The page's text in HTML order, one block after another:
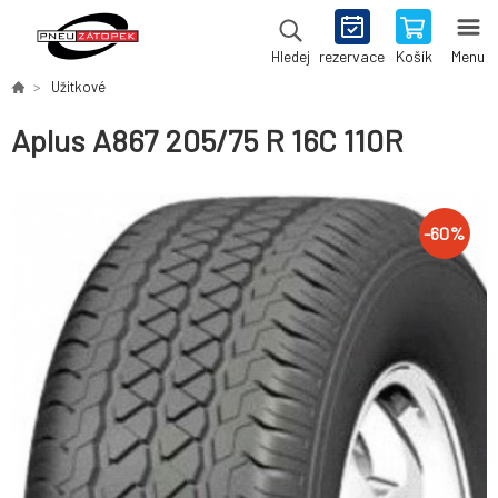
Hledej rezervace Košík Menu
Užitkové
Aplus A867 205/75 R 16C 110R
-60%